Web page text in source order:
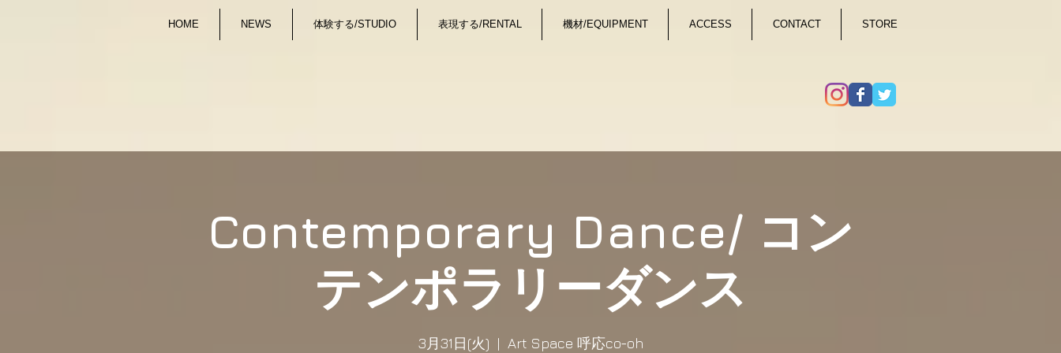
HOME NEWS 体験する/STUDIO 表現する/RENTAL 機材/EQUIPMENT ACCESS CONTACT STORE
Contemporary Dance/ コン
テンポラリーダンス
3月31日(火)
  |
Art Space 呼応co-oh